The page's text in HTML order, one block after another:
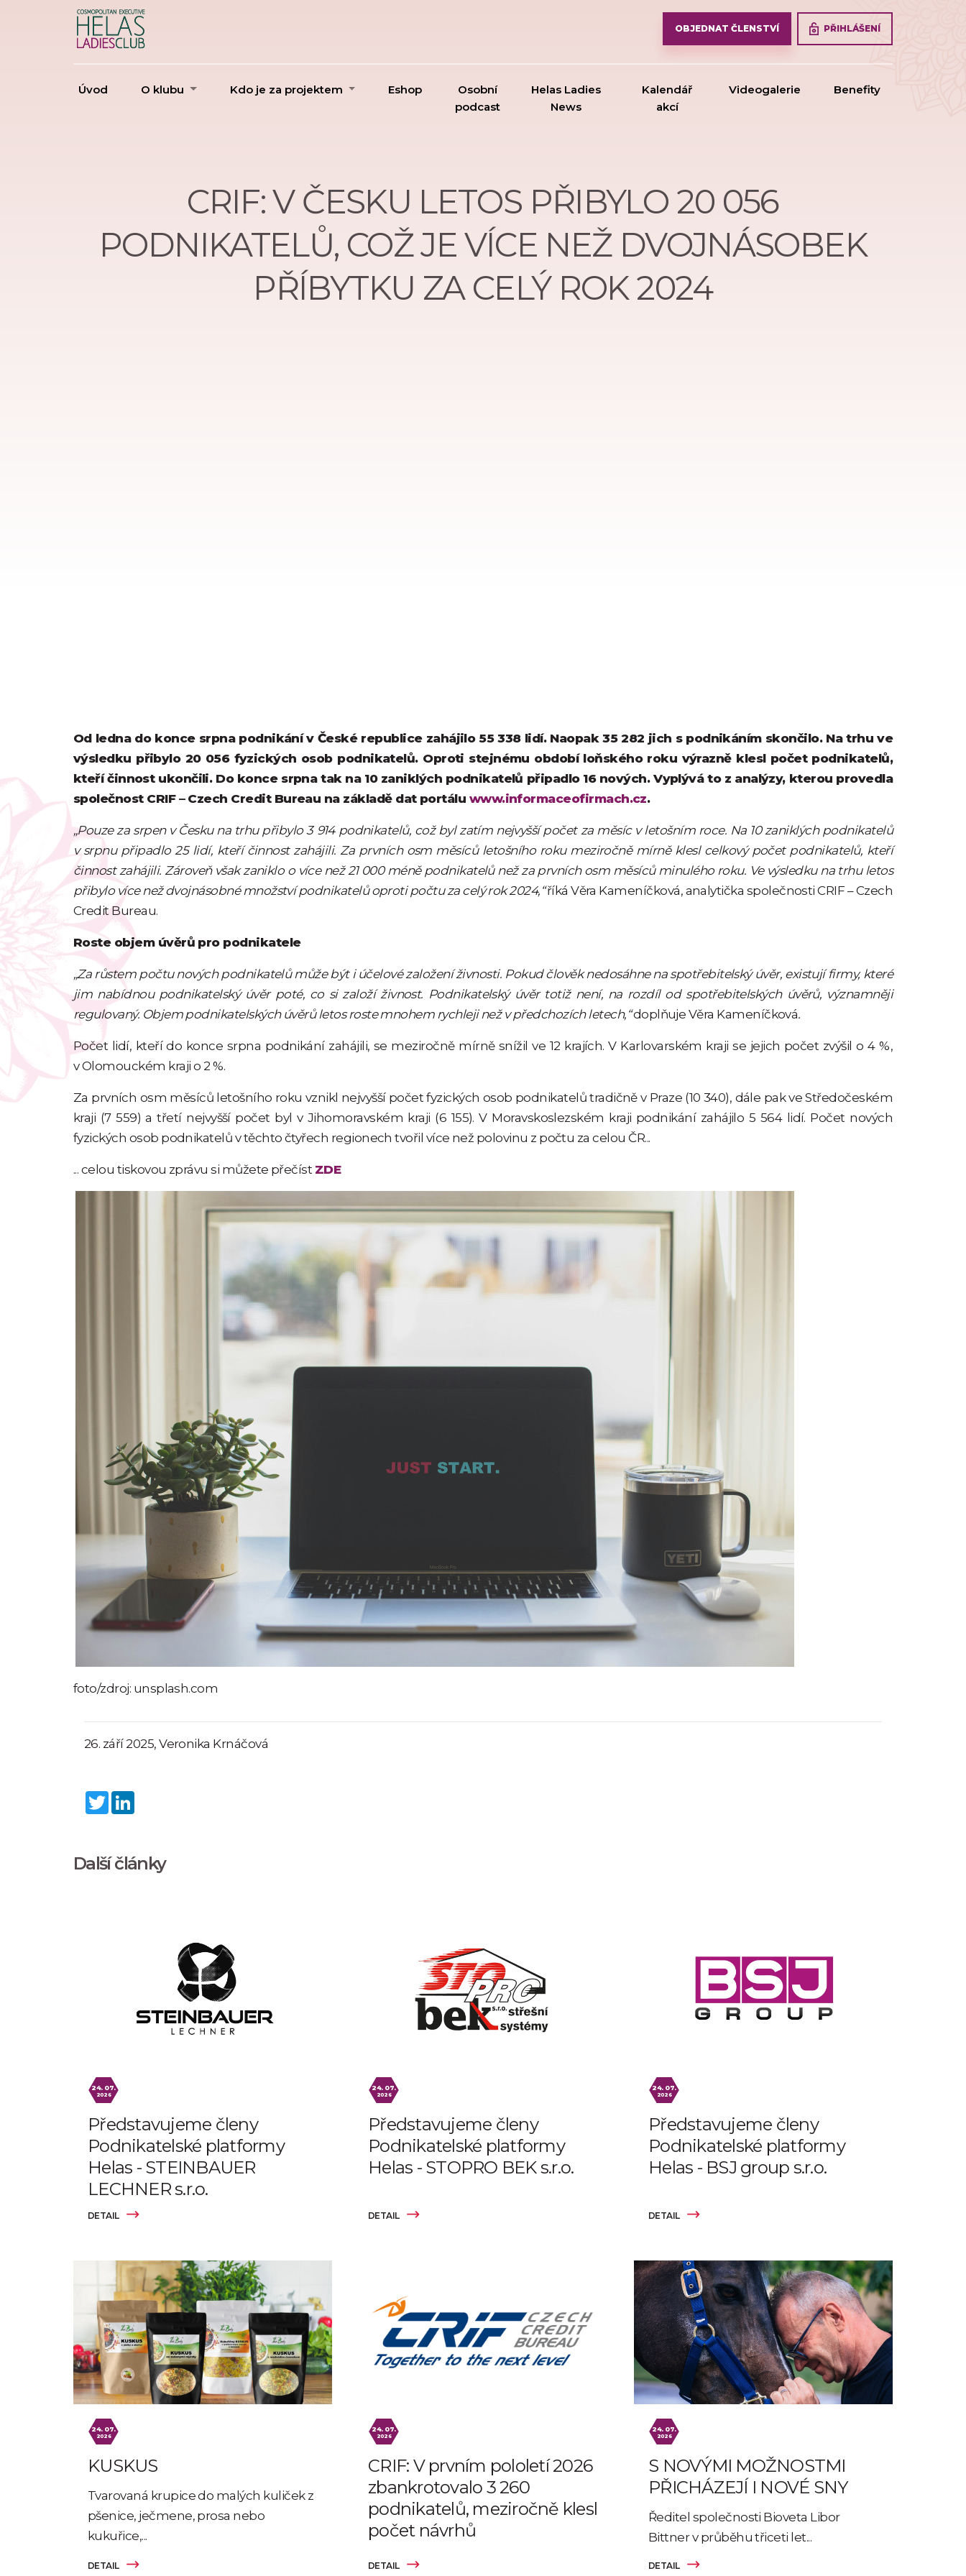
OBJEDNAT ČLENSTVÍ PŘIHLÁŠENÍ
Úvod O klubu Kdo je za projektem Eshop
Osobní
podcast
Helas Ladies
News
Kalendář
akcí
Videogalerie Benefity
CRIF: V ČESKU LETOS PŘIBYLO 20 056
PODNIKATELŮ, COŽ JE VÍCE NEŽ DVOJNÁSOBEK
PŘÍBYTKU ZA CELÝ ROK 2024
Od ledna do konce srpna podnikání v České republice zahájilo 55 338 lidí. Naopak 35 282 jich s podnikáním skončilo. Na trhu ve
výsledku přibylo 20 056 fyzických osob podnikatelů. Oproti stejnému období loňského roku výrazně klesl počet podnikatelů,
kteří činnost ukončili. Do konce srpna tak na 10 zaniklých podnikatelů připadlo 16 nových. Vyplývá to z analýzy, kterou provedla
společnost CRIF – Czech Credit Bureau na základě dat portálu www.informaceofirmach.cz.
„Pouze za srpen v Česku na trhu přibylo 3 914 podnikatelů, což byl zatím nejvyšší počet za měsíc v letošním roce. Na 10 zaniklých podnikatelů
v srpnu připadlo 25 lidí, kteří činnost zahájili. Za prvních osm měsíců letošního roku meziročně mírně klesl celkový počet podnikatelů, kteří
činnost zahájili. Zároveň však zaniklo o více než 21 000 méně podnikatelů než za prvních osm měsíců minulého roku. Ve výsledku na trhu letos
přibylo více než dvojnásobné množství podnikatelů oproti počtu za celý rok 2024,“říká Věra Kameníčková, analytička společnosti CRIF – Czech
Credit Bureau.
Roste objem úvěrů pro podnikatele
„Za růstem počtu nových podnikatelů může být i účelové založení živnosti. Pokud člověk nedosáhne na spotřebitelský úvěr, existují firmy, které
jim nabídnou podnikatelský úvěr poté, co si založí živnost. Podnikatelský úvěr totiž není, na rozdíl od spotřebitelských úvěrů, významněji
regulovaný. Objem podnikatelských úvěrů letos roste mnohem rychleji než v předchozích letech,“doplňuje Věra Kameníčková.
Počet lidí, kteří do konce srpna podnikání zahájili, se meziročně mírně snížil ve 12 krajích. V Karlovarském kraji se jejich počet zvýšil o 4 %,
v Olomouckém kraji o 2 %.
Za prvních osm měsíců letošního roku vznikl nejvyšší počet fyzických osob podnikatelů tradičně v Praze (10 340), dále pak ve Středočeském
kraji (7 559) a třetí nejvyšší počet byl v Jihomoravském kraji (6 155). V Moravskoslezském kraji podnikání zahájilo 5 564 lidí. Počet nových
fyzických osob podnikatelů v těchto čtyřech regionech tvořil více než polovinu z počtu za celou ČR...
... celou tiskovou zprávu si můžete přečíst ZDE
foto/zdroj: unsplash.com
26. září 2025, Veronika Krnáčová
Twitter
Další články
DETAIL
24. 07.
2026
Představujeme členy
Podnikatelské platformy
Helas - STEINBAUER
LECHNER s.r.o.
DETAIL
24. 07.
2026
Představujeme členy
Podnikatelské platformy
Helas - STOPRO BEK s.r.o.
DETAIL
24. 07.
2026
Představujeme členy
Podnikatelské platformy
Helas - BSJ group s.r.o.
DETAIL
24. 07.
2026
KUSKUS
Tvarovaná krupice do malých kuliček z
pšenice, ječmene, prosa nebo
kukuřice,...
DETAIL
24. 07.
2026
CRIF: V prvním pololetí 2026
zbankrotovalo 3 260
podnikatelů, meziročně klesl
počet návrhů
DETAIL
24. 07.
2026
S NOVÝMI MOŽNOSTMI
PŘICHÁZEJÍ I NOVÉ SNY
Ředitel společnosti Bioveta Libor
Bittner v průběhu třiceti let...